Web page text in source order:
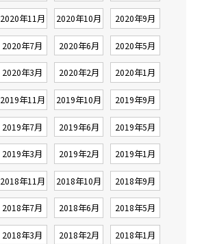
2020年11月 2020年10月 2020年9月
2020年7月 2020年6月 2020年5月
2020年3月 2020年2月 2020年1月
2019年11月 2019年10月 2019年9月
2019年7月 2019年6月 2019年5月
2019年3月 2019年2月 2019年1月
2018年11月 2018年10月 2018年9月
2018年7月 2018年6月 2018年5月
2018年3月 2018年2月 2018年1月